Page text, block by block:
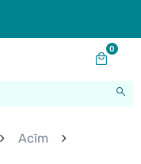
0
Acīm